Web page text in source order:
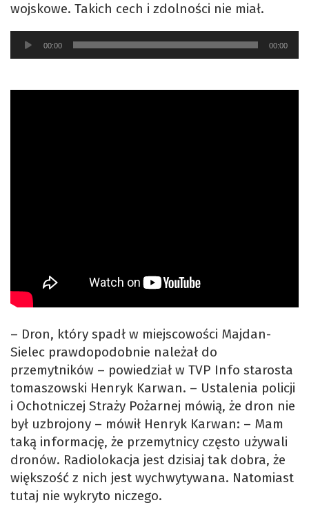
wojskowe. Takich cech i zdolności nie miał.
Odtwarzacz
plików
00:00 00:00
– Dron, który spadł w miejscowości Majdan-
Sielec prawdopodobnie należał do
przemytników – powiedział w TVP Info starosta
tomaszowski Henryk Karwan. – Ustalenia policji
i Ochotniczej Straży Pożarnej mówią, że dron nie
był uzbrojony – mówił Henryk Karwan: – Mam
taką informację, że przemytnicy często używali
dronów. Radiolokacja jest dzisiaj tak dobra, że
większość z nich jest wychwytywana. Natomiast
tutaj nie wykryto niczego.